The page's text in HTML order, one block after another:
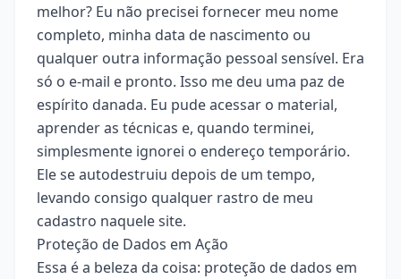
melhor? Eu não precisei fornecer meu nome
completo, minha data de nascimento ou
qualquer outra informação pessoal sensível. Era
só o e-mail e pronto. Isso me deu uma paz de
espírito danada. Eu pude acessar o material,
aprender as técnicas e, quando terminei,
simplesmente ignorei o endereço temporário.
Ele se autodestruiu depois de um tempo,
levando consigo qualquer rastro de meu
cadastro naquele site.
Proteção de Dados em Ação
Essa é a beleza da coisa: proteção de dados em